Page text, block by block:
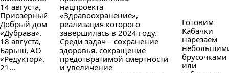
14 августа,
Приозёрный,
Добрый дом
«Дубрава».
18 августа,
Барыш, АО
«Редуктор».
21...
нацпроекта
«Здравоохранение»,
реализация которого
завершилась в 2024 году.
Среди задач – сохранение
здоровья, сокращение
предотвратимой смертности
и увеличение
Готовим
Кабачки
нарезаем
брусочками
или